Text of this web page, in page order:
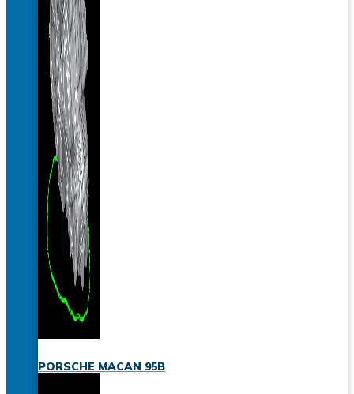
PORSCHE MACAN 95B